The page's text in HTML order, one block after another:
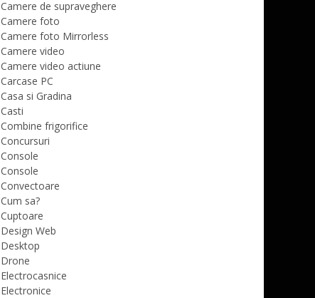
Camere de supraveghere
Camere foto
Camere foto Mirrorless
Camere video
Camere video actiune
Carcase PC
Casa si Gradina
Casti
Combine frigorifice
Concursuri
Console
Console
Convectoare
Cum sa?
Cuptoare
Design Web
Desktop
Drone
Electrocasnice
Electronice